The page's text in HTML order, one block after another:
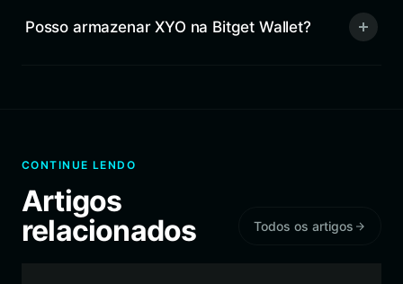
Posso armazenar XYO na Bitget Wallet?
CONTINUE LENDO
Artigos
relacionados
Todos os artigos